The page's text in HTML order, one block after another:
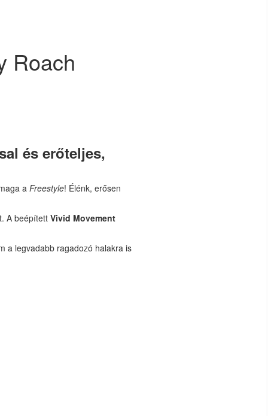
Roach
és erőteljes,
a Freestyle! Élénk, erősen
A beépített Vivid Movement
a legvadabb ragadozó halakra is